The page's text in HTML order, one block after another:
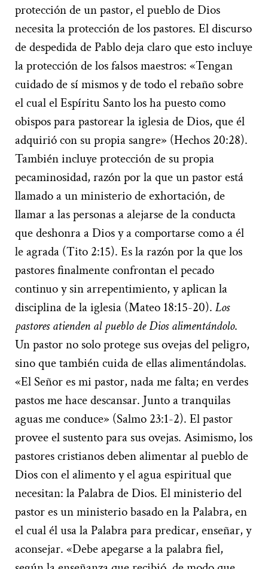
protección de un pastor, el pueblo de Dios
necesita la protección de los pastores. El discurso
de despedida de Pablo deja claro que esto incluye
la protección de los falsos maestros: «Tengan
cuidado de sí mismos y de todo el rebaño sobre
el cual el Espíritu Santo los ha puesto como
obispos para pastorear la iglesia de Dios, que él
adquirió con su propia sangre» (Hechos 20:28).
También incluye protección de su propia
pecaminosidad, razón por la que un pastor está
llamado a un ministerio de exhortación, de
llamar a las personas a alejarse de la conducta
que deshonra a Dios y a comportarse como a él
le agrada (Tito 2:15). Es la razón por la que los
pastores finalmente confrontan el pecado
continuo y sin arrepentimiento, y aplican la
disciplina de la iglesia (Mateo 18:15-20). Los
pastores atienden al pueblo de Dios alimentándolo.
Un pastor no solo protege sus ovejas del peligro,
sino que también cuida de ellas alimentándolas.
«El Señor es mi pastor, nada me falta; en verdes
pastos me hace descansar. Junto a tranquilas
aguas me conduce» (Salmo 23:1-2). El pastor
provee el sustento para sus ovejas. Asimismo, los
pastores cristianos deben alimentar al pueblo de
Dios con el alimento y el agua espiritual que
necesitan: la Palabra de Dios. El ministerio del
pastor es un ministerio basado en la Palabra, en
el cual él usa la Palabra para predicar, enseñar, y
aconsejar. «Debe apegarse a la palabra fiel,